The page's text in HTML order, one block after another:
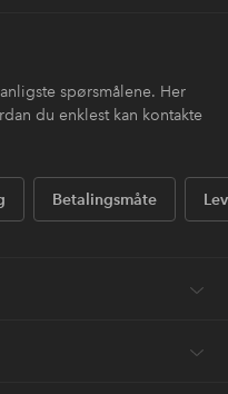
spørsmålene. Her
du enklest kan kontakte
Betalingsmåte